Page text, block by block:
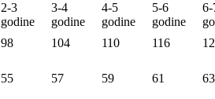
2-3
godine
3-4
godine
4-5
godine
5-6
godine
6-
98 104 110 116
55 57 59 61 63